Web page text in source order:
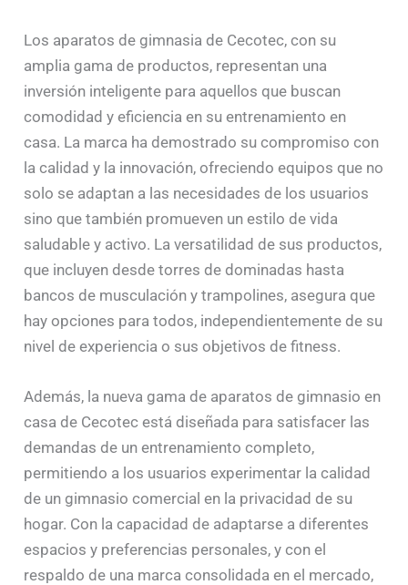
Los aparatos de gimnasia de Cecotec, con su
amplia gama de productos, representan una
inversión inteligente para aquellos que buscan
comodidad y eficiencia en su entrenamiento en
casa. La marca ha demostrado su compromiso con
la calidad y la innovación, ofreciendo equipos que no
solo se adaptan a las necesidades de los usuarios
sino que también promueven un estilo de vida
saludable y activo. La versatilidad de sus productos,
que incluyen desde torres de dominadas hasta
bancos de musculación y trampolines, asegura que
hay opciones para todos, independientemente de su
nivel de experiencia o sus objetivos de fitness.
Además, la nueva gama de aparatos de gimnasio en
casa de Cecotec está diseñada para satisfacer las
demandas de un entrenamiento completo,
permitiendo a los usuarios experimentar la calidad
de un gimnasio comercial en la privacidad de su
hogar. Con la capacidad de adaptarse a diferentes
espacios y preferencias personales, y con el
respaldo de una marca consolidada en el mercado,